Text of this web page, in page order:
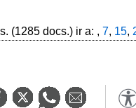
(1285 docs.) ir a: , 7, 15,